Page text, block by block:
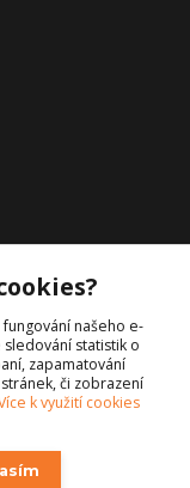
našeho e-
statistik o
zapamatování
či zobrazení
k využití cookies